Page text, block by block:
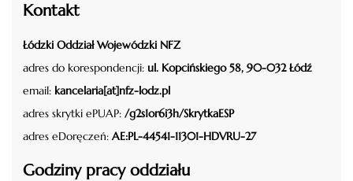
Kontakt
Łódzki Oddział Wojewódzki NFZ
adres do korespondencji: ul. Kopcińskiego 58, 90-032 Łódź
email: kancelaria[at]nfz-lodz.pl
adres skrytki ePUAP: /g2s1or6i3h/SkrytkaESP
adres eDoręczeń: AE:PL-44541-11301-HDVRU-27
Godziny pracy oddziału